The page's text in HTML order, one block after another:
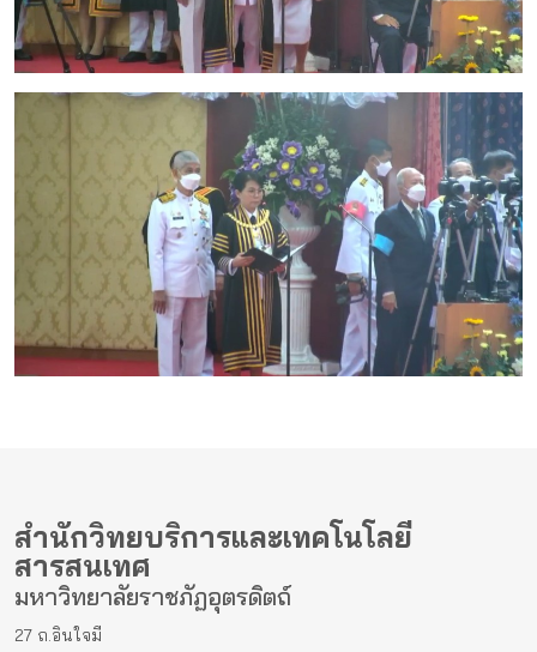
สำนักวิทยบริการและเทคโนโลยี
สารสนเทศ
มหาวิทยาลัยราชภัฏอุตรดิตถ์
27 ถ.อินใจมี